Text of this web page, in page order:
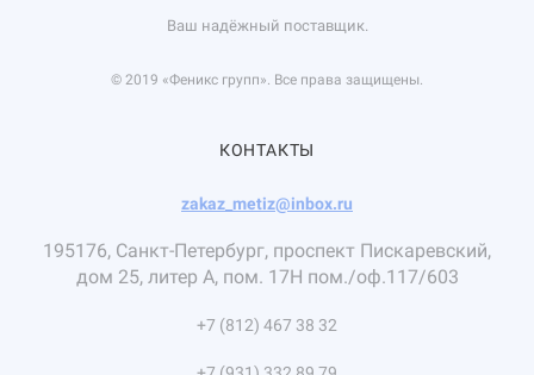
Ваш надёжный поставщик.
© 2019 «Феникс групп». Все права защищены.
КОНТАКТЫ
zakaz_metiz@inbox.ru
195176, Санкт-Петербург, проспект Пискаревский,
дом 25, литер А, пом. 17Н пом./оф.117/603
+7 (812) 467 38 32